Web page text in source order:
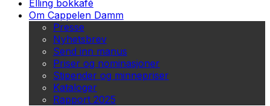
Elling bokkafé
Om Cappelen Damm
Presse
Nyhetsbrev
Send inn manus
Priser og nominasjoner
Stipender og minnepriser
Kataloger
Rapport 2025